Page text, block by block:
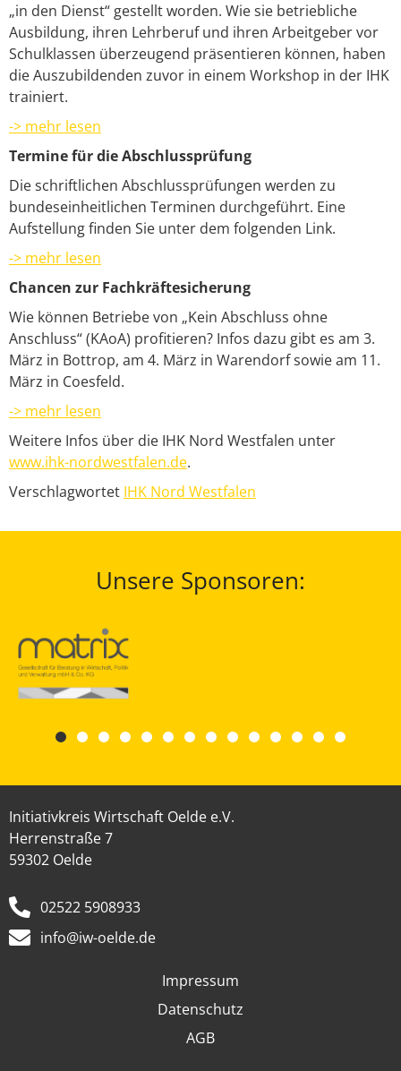
„in den Dienst“ gestellt worden. Wie sie betriebliche
Ausbildung, ihren Lehrberuf und ihren Arbeitgeber vor
Schulklassen überzeugend präsentieren können, haben
die Auszubildenden zuvor in einem Workshop in der IHK
trainiert.
-> mehr lesen
Termine für die Abschlussprüfung
Die schriftlichen Abschlussprüfungen werden zu
bundeseinheitlichen Terminen durchgeführt. Eine
Aufstellung finden Sie unter dem folgenden Link.
-> mehr lesen
Chancen zur Fachkräftesicherung
Wie können Betriebe von „Kein Abschluss ohne
Anschluss“ (KAoA) profitieren? Infos dazu gibt es am 3.
März in Bottrop, am 4. März in Warendorf sowie am 11.
März in Coesfeld.
-> mehr lesen
Weitere Infos über die IHK Nord Westfalen unter
www.ihk-nordwestfalen.de.
Verschlagwortet IHK Nord Westfalen
Unsere Sponsoren:
Initiativkreis Wirtschaft Oelde e.V.
Herrenstraße 7
59302 Oelde
02522 5908933
info@iw-oelde.de
Impressum
Datenschutz
AGB